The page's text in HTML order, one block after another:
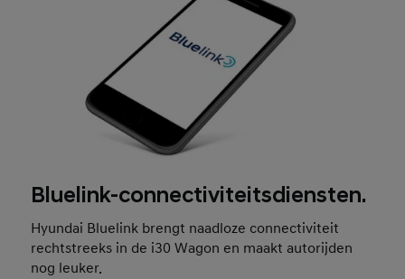
Bluelink-connectiviteitsdiensten.
Hyundai Bluelink brengt naadloze connectiviteit
rechtstreeks in de i30 Wagon en maakt autorijden
nog leuker.